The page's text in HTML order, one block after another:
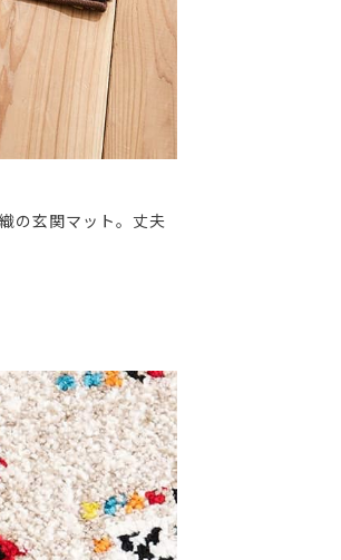
の玄関マット。丈夫